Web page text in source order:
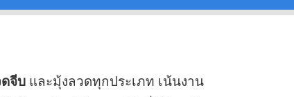
จีบ และมุ้งลวดทุกประเภท เน้นงาน